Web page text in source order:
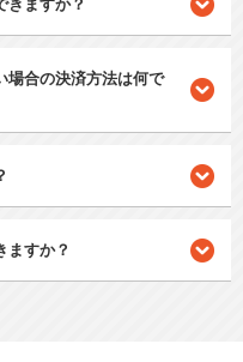
きますか？
場合の決済方法は何で
ますか？